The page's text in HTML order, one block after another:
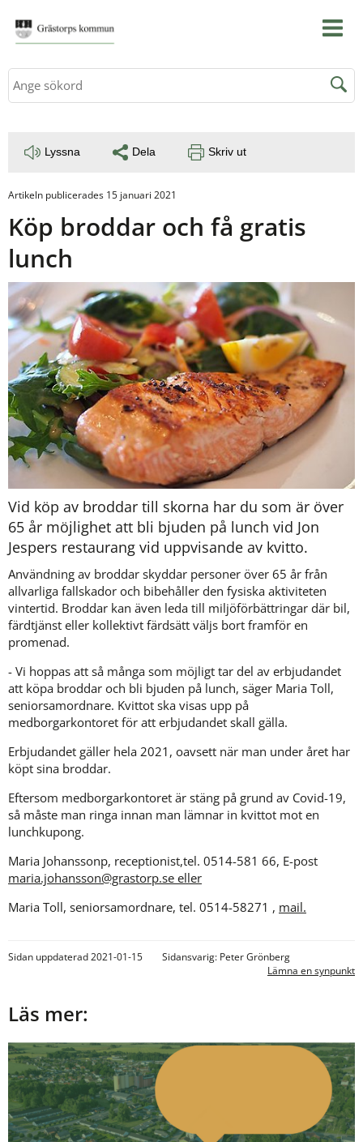
Sök
Lyssna Dela Skriv ut
Artikeln publicerades 15 januari 2021
Köp broddar och få gratis
lunch
Vid köp av broddar till skorna har du som är över
65 år möjlighet att bli bjuden på lunch vid Jon
Jespers restaurang vid uppvisande av kvitto.
Användning av broddar skyddar personer över 65 år från
allvarliga fallskador och bibehåller den fysiska aktiviteten
vintertid. Broddar kan även leda till miljöförbättringar där bil,
färdtjänst eller kollektivt färdsätt väljs bort framför en
promenad.
- Vi hoppas att så många som möjligt tar del av erbjudandet
att köpa broddar och bli bjuden på lunch, säger Maria Toll,
seniorsamordnare. Kvittot ska visas upp på
medborgarkontoret för att erbjudandet skall gälla.
Erbjudandet gäller hela 2021, oavsett när man under året har
köpt sina broddar.
Eftersom medborgarkontoret är stäng på grund av Covid-19,
så måste man ringa innan man lämnar in kvittot mot en
lunchkupong.
maria.johansson@grastorp.se eller
Maria Toll, seniorsamordnare, tel. 0514-58271 , mail.
Sidan uppdaterad 2021-01-15
Sidansvarig: Peter Grönberg
Lämna en synpunkt
Läs mer: